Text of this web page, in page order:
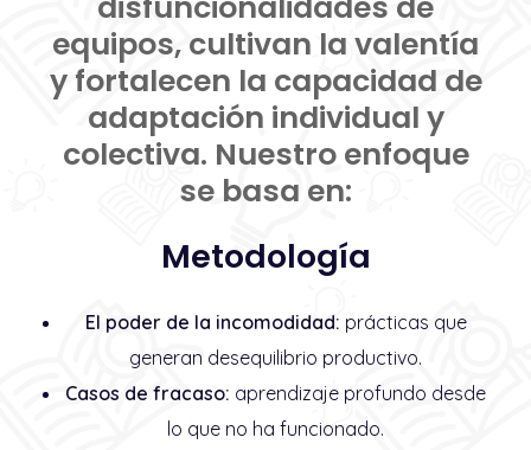
equipos, cultivan la valentía
y fortalecen la capacidad de
adaptación individual y
colectiva. Nuestro enfoque
se basa en:
Metodología
El poder de la incomodidad: prácticas que
generan desequilibrio productivo.
Casos de fracaso: aprendizaje profundo desde
lo que no ha funcionado.